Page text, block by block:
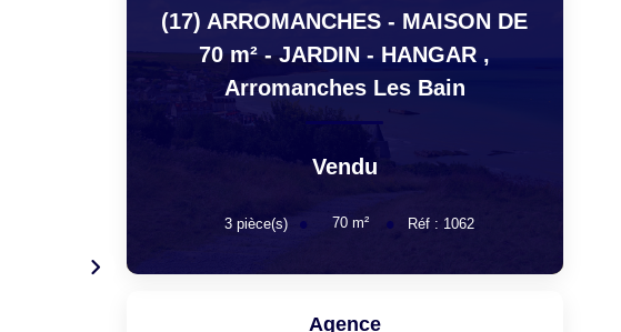
(17) ARROMANCHES - MAISON DE
70 m² - JARDIN - HANGAR ,
Arromanches Les Bain
Vendu
3 pièce(s) 70 m² Réf : 1062
Agence